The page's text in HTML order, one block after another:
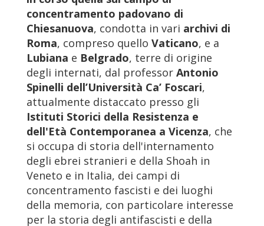
concentramento padovano di
Chiesanuova, condotta in vari archivi di
Roma, compreso quello Vaticano, e a
Lubiana e Belgrado, terre di origine
degli internati, dal professor Antonio
Spinelli dell’Università Ca’ Foscari,
attualmente distaccato presso gli
Istituti Storici della Resistenza e
dell'Età Contemporanea a Vicenza, che
si occupa di storia dell'internamento
degli ebrei stranieri e della Shoah in
Veneto e in Italia, dei campi di
concentramento fascisti e dei luoghi
della memoria, con particolare interesse
per la storia degli antifascisti e della